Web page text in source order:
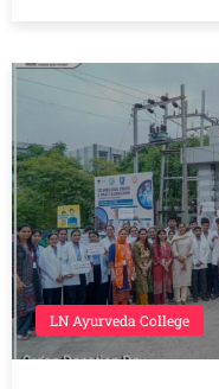
LN Ayurveda College